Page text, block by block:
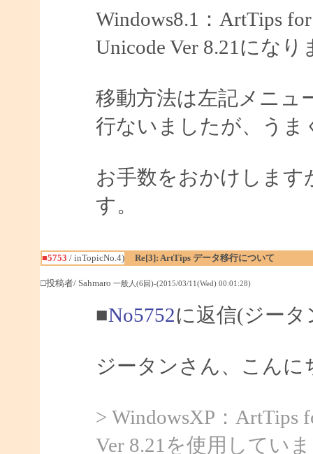
Windows8.1：ArtTips
Unicode Ver 8.21になり
移動方法は左記メニュ
行ないましたが、う
お手数をおかけしま
す。
■5753 / inTopicNo.4) Re[3]: ArtTips データ移行について
□投稿者/ Sahmaro 一般人(6回)-(2015/03/11(Wed) 00:01:28)
■No5752に返信(ジー
ジータンさん、こんに
> WindowsXP：ArtTips
Ver 8.21を使用してい